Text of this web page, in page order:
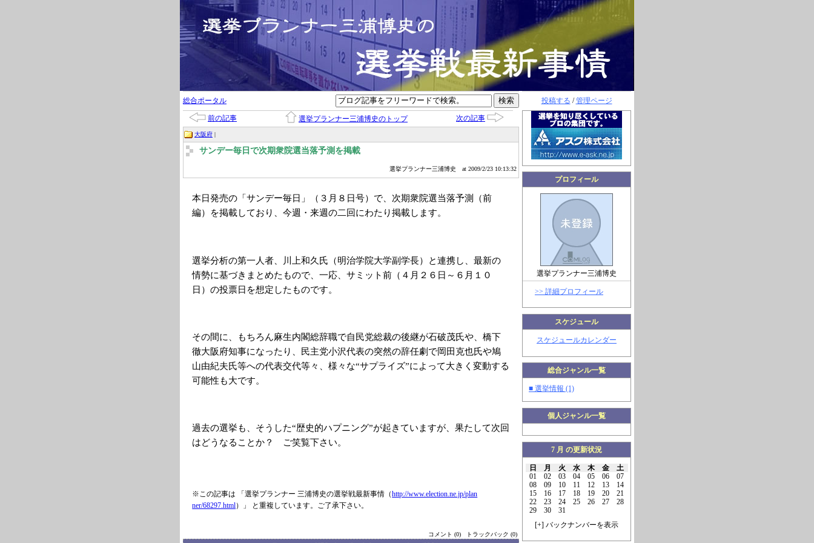
投稿する /管理ページ
プロフィール
選挙プランナー三浦博史
>> 詳細プロフィール
スケジュール
スケジュールカレンダー
総合ジャンル一覧
■ 選挙情報 (1)
個人ジャンル一覧
7 月 の更新状況
日 月 火 水 木 金
土
01
02 03 04 05 06
07
08
09 10 11 12 13
14
15
16 17 18 19 20
21
22
23 24 25 26 27
28
29
30
31
[+] バックナンバーを表示
総合ポータル
前の記事 選挙プランナー三浦博史のトップ 次の記事
大阪府 |
サンデー毎日で次期衆院選当落予測を掲載
選挙プランナー三浦博史 at 2009/2/23 10:13:32
本日発売の「サンデー毎日」（３月８日号）で、次期衆院選当落予測（前
編）を掲載しており、今週・来週の二回にわたり掲載します。
選挙分析の第一人者、川上和久氏（明治学院大学副学長）と連携し、最新の
情勢に基づきまとめたもので、一応、サミット前（４月２６日～６月１０
日）の投票日を想定したものです。
その間に、もちろん麻生内閣総辞職で自民党総裁の後継が石破茂氏や、橋下
徹大阪府知事になったり、民主党小沢代表の突然の辞任劇で岡田克也氏や鳩
山由紀夫氏等への代表交代等々、様々な“サプライズ”によって大きく変動する
可能性も大です。
過去の選挙も、そうした“歴史的ハプニング”が起きていますが、果たして次回
はどうなることか？ ご笑覧下さい。
※この記事は 「選挙プランナー 三浦博史の選挙戦最新事情（http://www.election.ne.jp/plan
ner/68297.html）」 と重複しています。ご了承下さい。
コメント (0) トラックバック (0)